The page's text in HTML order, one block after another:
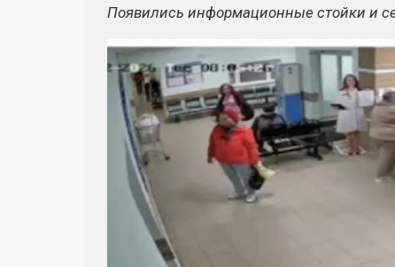
Появились информационные стойки и